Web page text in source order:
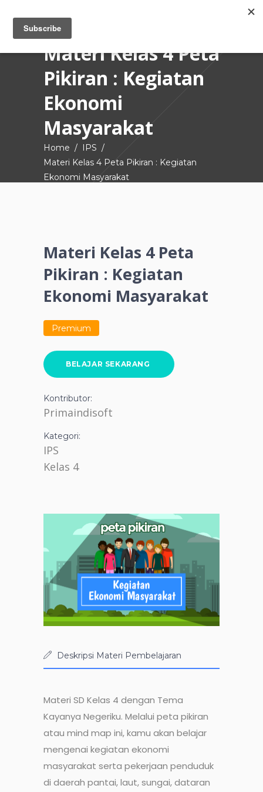
Materi Kelas 4 Peta
Pikiran : Kegiatan
Ekonomi
Masyarakat
Home / IPS /
Materi Kelas 4 Peta Pikiran : Kegiatan
Ekonomi Masyarakat
Materi Kelas 4 Peta
Pikiran : Kegiatan
Ekonomi Masyarakat
Premium
BELAJAR SEKARANG
Kontributor:
Primaindisoft
Kategori:
IPS
Kelas 4
Deskripsi Materi Pembelajaran
Materi SD Kelas 4 dengan Tema
Kayanya Negeriku. Melalui peta pikiran
atau mind map ini, kamu akan belajar
mengenai kegiatan ekonomi
masyarakat serta pekerjaan penduduk
di daerah pantai, laut, sungai, dataran